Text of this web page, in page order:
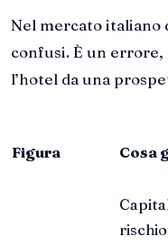
Nel mercato italiano
confusi. È un
l’hotel da una
Figura Cosa